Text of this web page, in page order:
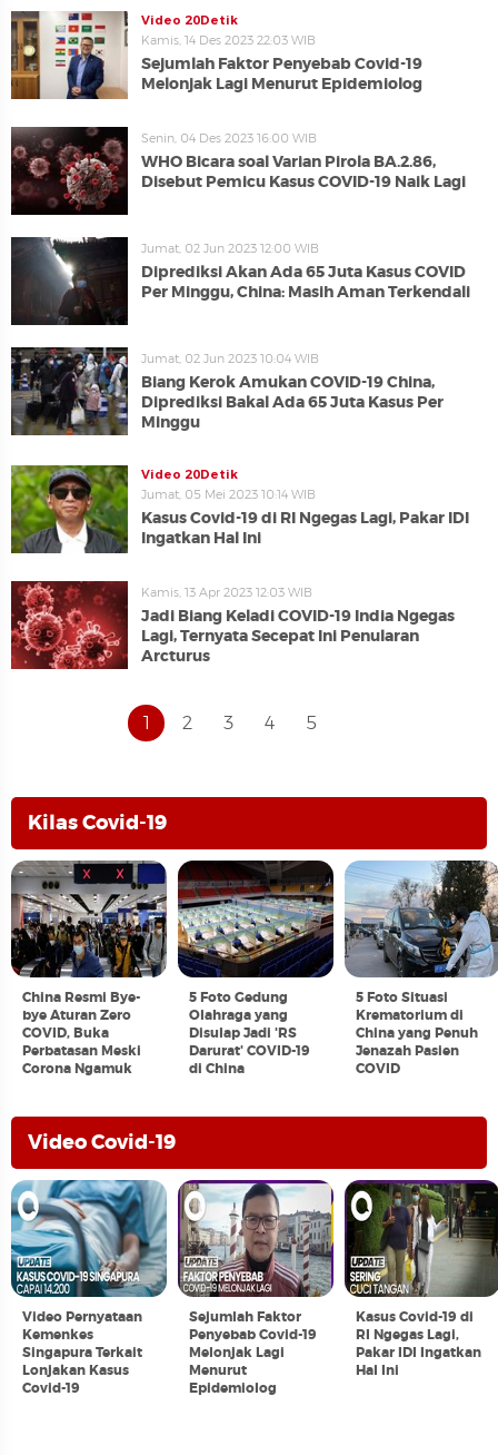
Video 20Detik
Kamis, 14 Des 2023 22:03 WIB
Sejumlah Faktor Penyebab Covid-19
Melonjak Lagi Menurut Epidemiolog
Senin, 04 Des 2023 16:00 WIB
WHO Bicara soal Varian Pirola BA.2.86,
Disebut Pemicu Kasus COVID-19 Naik Lagi
Jumat, 02 Jun 2023 12:00 WIB
Diprediksi Akan Ada 65 Juta Kasus COVID
Per Minggu, China: Masih Aman Terkendali
Jumat, 02 Jun 2023 10:04 WIB
Biang Kerok Amukan COVID-19 China,
Diprediksi Bakal Ada 65 Juta Kasus Per
Minggu
Video 20Detik
Jumat, 05 Mei 2023 10:14 WIB
Kasus Covid-19 di RI Ngegas Lagi, Pakar IDI
Ingatkan Hal Ini
Kamis, 13 Apr 2023 12:03 WIB
Jadi Biang Keladi COVID-19 India Ngegas
Lagi, Ternyata Secepat Ini Penularan
Arcturus
1 2 3 4 5
Kilas Covid-19
China Resmi Bye-
bye Aturan Zero
COVID, Buka
Perbatasan Meski
Corona Ngamuk
5 Foto Gedung
Olahraga yang
Disulap Jadi 'RS
Darurat' COVID-19
di China
5 Foto Situasi
Krematorium di
China yang Penuh
Jenazah Pasien
COVID
Video Covid-19
Video Pernyataan
Kemenkes
Singapura Terkait
Lonjakan Kasus
Covid-19
Sejumlah Faktor
Penyebab Covid-19
Melonjak Lagi
Menurut
Epidemiolog
Kasus Covid-19 di
RI Ngegas Lagi,
Pakar IDI Ingatkan
Hal Ini